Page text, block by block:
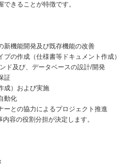
きることが特徴です。
新機能開発及び既存機能の改善
プの作成（仕様書等ドキュメント作成）
ド及び、データベースの設計/開発
証
成）および実施
動化
ーとの協力によるプロジェクト推進
容の役割分担が決定します。